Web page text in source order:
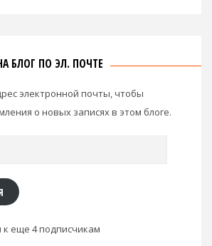
БЛОГ ПО ЭЛ. ПОЧТЕ
электронной почты, чтобы
о новых записях в этом блоге.
к еще 4 подписчикам